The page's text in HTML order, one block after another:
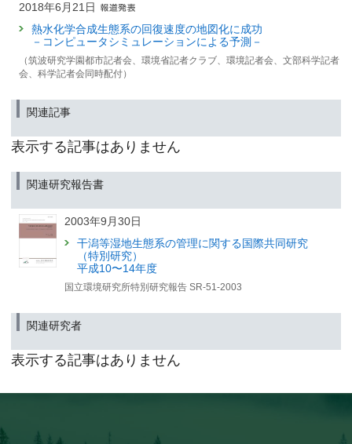
2018年6月21日
熱水化学合成生態系の回復速度の地図化に成功
－コンピュータシミュレーションによる予測－
（筑波研究学園都市記者会、環境省記者クラブ、環境記者会、文部科学記者
会、科学記者会同時配付）
関連記事
表示する記事はありません
関連研究報告書
2003年9月30日
干潟等湿地生態系の管理に関する国際共同研究
（特別研究）
平成10〜14年度
国立環境研究所特別研究報告 SR-51-2003
関連研究者
表示する記事はありません